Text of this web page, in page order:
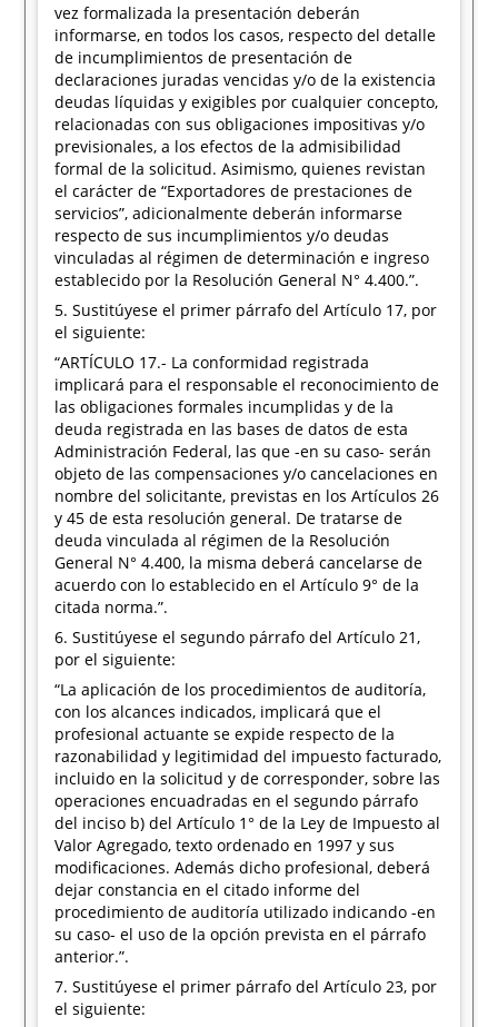
vez formalizada la presentación deberán
informarse, en todos los casos, respecto del detalle
de incumplimientos de presentación de
declaraciones juradas vencidas y/o de la existencia
deudas líquidas y exigibles por cualquier concepto,
relacionadas con sus obligaciones impositivas y/o
previsionales, a los efectos de la admisibilidad
formal de la solicitud. Asimismo, quienes revistan
el carácter de “Exportadores de prestaciones de
servicios”, adicionalmente deberán informarse
respecto de sus incumplimientos y/o deudas
vinculadas al régimen de determinación e ingreso
establecido por la Resolución General N° 4.400.”.
5. Sustitúyese el primer párrafo del Artículo 17, por
el siguiente:
“ARTÍCULO 17.- La conformidad registrada
implicará para el responsable el reconocimiento de
las obligaciones formales incumplidas y de la
deuda registrada en las bases de datos de esta
Administración Federal, las que -en su caso- serán
objeto de las compensaciones y/o cancelaciones en
nombre del solicitante, previstas en los Artículos 26
y 45 de esta resolución general. De tratarse de
deuda vinculada al régimen de la Resolución
General N° 4.400, la misma deberá cancelarse de
acuerdo con lo establecido en el Artículo 9° de la
citada norma.”.
6. Sustitúyese el segundo párrafo del Artículo 21,
por el siguiente:
“La aplicación de los procedimientos de auditoría,
con los alcances indicados, implicará que el
profesional actuante se expide respecto de la
razonabilidad y legitimidad del impuesto facturado,
incluido en la solicitud y de corresponder, sobre las
operaciones encuadradas en el segundo párrafo
del inciso b) del Artículo 1° de la Ley de Impuesto al
Valor Agregado, texto ordenado en 1997 y sus
modificaciones. Además dicho profesional, deberá
dejar constancia en el citado informe del
procedimiento de auditoría utilizado indicando -en
su caso- el uso de la opción prevista en el párrafo
anterior.”.
7. Sustitúyese el primer párrafo del Artículo 23, por
el siguiente: